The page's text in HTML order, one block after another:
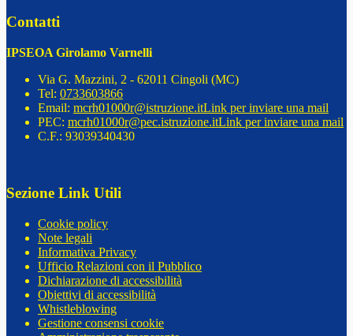
Contatti
IPSEOA Girolamo Varnelli
Via G. Mazzini, 2 - 62011 Cingoli (MC)
Tel: 0733603866
Email: mcrh01000r@istruzione.itLink per inviare una mail
PEC: mcrh01000r@pec.istruzione.itLink per inviare una mail
C.F.: 93039340430
Sezione Link Utili
Cookie policy
Note legali
Informativa Privacy
Ufficio Relazioni con il Pubblico
Dichiarazione di accessibilità
Obiettivi di accessibilità
Whistleblowing
Gestione consensi cookie